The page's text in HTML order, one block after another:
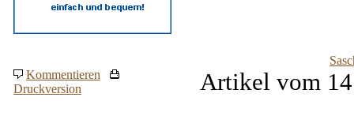
Kommentieren
Druckversion
Artikel vom